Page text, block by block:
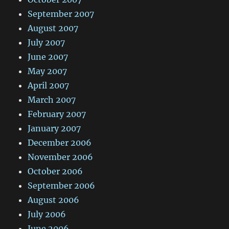
September 2007
August 2007
July 2007
June 2007
May 2007
April 2007
March 2007
February 2007
January 2007
December 2006
November 2006
October 2006
September 2006
August 2006
July 2006